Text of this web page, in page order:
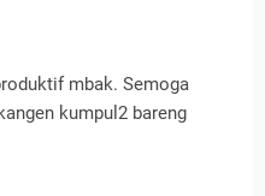
mbak. Semoga
kumpul2 bareng